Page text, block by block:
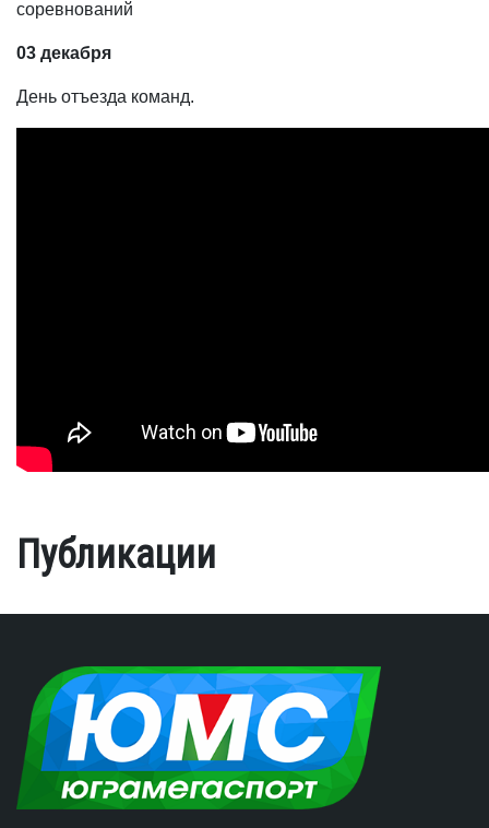
соревнований
03 декабря
День отъезда команд.
Публикации